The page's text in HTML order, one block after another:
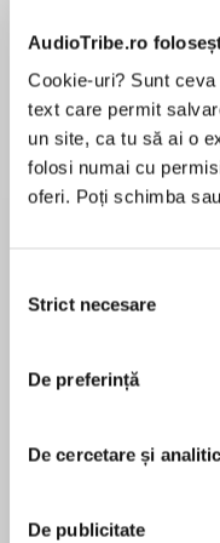
AudioTribe.ro
Cookie-uri? Sunt
text care permit
un site, ca tu să ai o
folosi numai cu
oferi. Poți schimba
consimțământului
Strict necesare
De preferință
De cercetare și
De publicitate
Elita de Argint (Elita
de...
Dani Francis
„Nexus” de
care rețelele
realității noastre
aduce în atenție
evenimente,
societăți. De la
În acest